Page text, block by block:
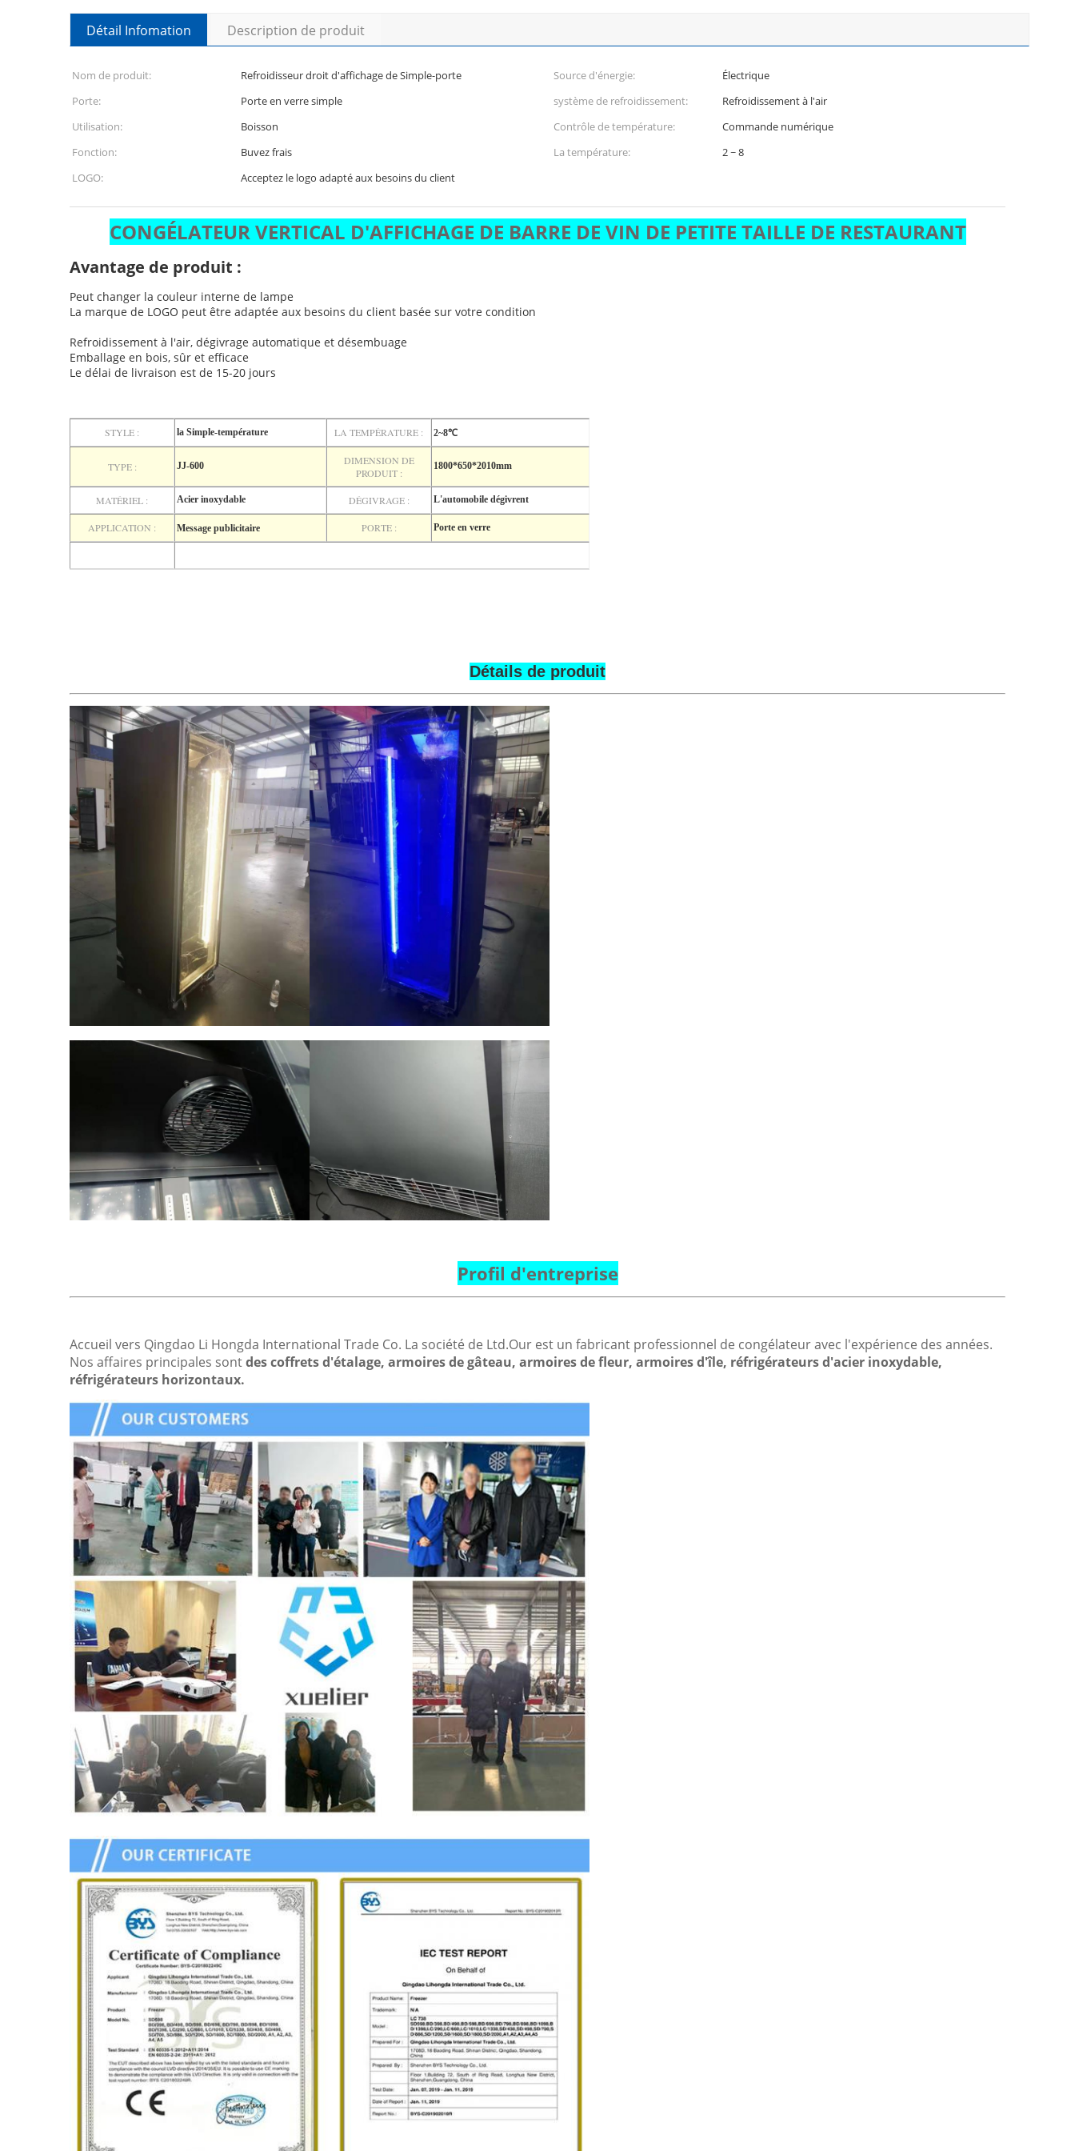
Détail Infomation Description de produit
Nom de produit: Refroidisseur droit d'affichage de Simple-porte Source d'énergie:
Électrique
Porte:
Porte en verre simple système de refroidissement:
Refroidissement à l'air
Utilisation:
Boisson Contrôle de température:
Commande numérique
Fonction:
Buvez frais La température:
2 ~ 8
LOGO:
Acceptez le logo adapté aux besoins du client
CONGÉLATEUR VERTICAL D'AFFICHAGE DE BARRE DE VIN DE PETITE TAILLE DE RESTAURANT
Avantage de produit :
Peut changer la couleur interne de lampe
La marque de LOGO peut être adaptée aux besoins du client basée sur votre condition
Refroidissement à l'air, dégivrage automatique et désembuage
Emballage en bois, sûr et efficace
Le délai de livraison est de 15-20 jours
STYLE : la Simple-température LA TEMPÉRATURE : 2~8℃
TYPE : JJ-600
DIMENSION DE
PRODUIT :
1800*650*2010mm
MATÉRIEL : Acier inoxydable DÉGIVRAGE : L'automobile dégivrent
APPLICATION : Message publicitaire PORTE : Porte en verre
Détails de produit
Profil d'entreprise
Accueil vers Qingdao Li Hongda International Trade Co. La société de Ltd.Our est un fabricant professionnel de congélateur avec l'expérience des années.
Nos affaires principales sontdes coffrets d'étalage, armoires de gâteau, armoires de fleur, armoires d'île, réfrigérateurs d'acier inoxydable,
réfrigérateurs horizontaux.